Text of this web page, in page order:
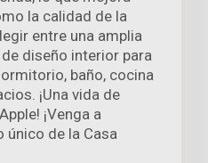
la calidad de la
entre una amplia
diseño interior para
baño, cocina
¡Una vida de
¡Venga a
único de la Casa